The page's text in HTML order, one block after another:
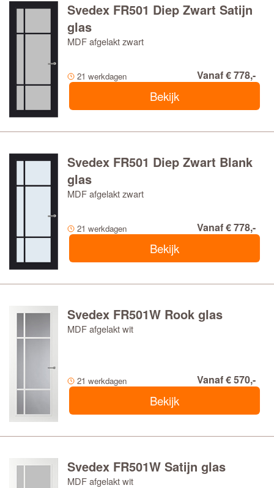
Svedex FR501 Diep Zwart Satijn
glas
MDF afgelakt zwart
21 werkdagen Vanaf € 778,-
Bekijk
Svedex FR501 Diep Zwart Blank
glas
MDF afgelakt zwart
21 werkdagen Vanaf € 778,-
Bekijk
Svedex FR501W Rook glas
MDF afgelakt wit
21 werkdagen Vanaf € 570,-
Bekijk
Svedex FR501W Satijn glas
MDF afgelakt wit